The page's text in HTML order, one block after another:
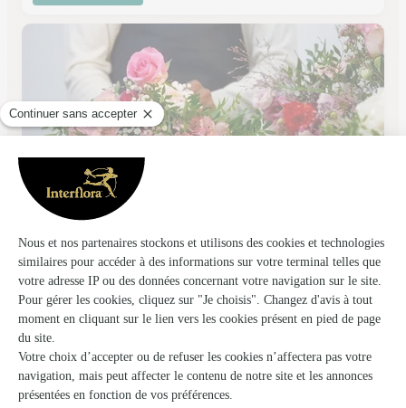
La Note Verte
Castanet Tolosan
15, avenue du Lauragais
Voir la boutique